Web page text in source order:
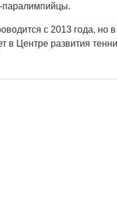
паралимпийцы.
с 2013 года, но
Центре развития